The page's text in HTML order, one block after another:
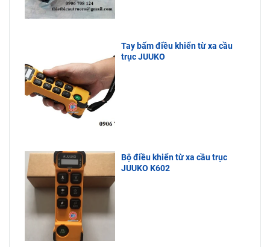
Tay bấm điều khiển từ xa cầu
trục JUUKO
Bộ điều khiển từ xa cầu trục
JUUKO K602